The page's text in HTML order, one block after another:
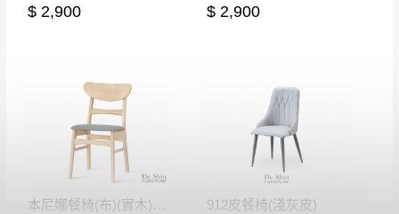
$ 2,900 $ 2,900
本尼娜餐椅(布)(實木)(洗白色)(MI-757-1) 912皮餐椅(淺灰皮)